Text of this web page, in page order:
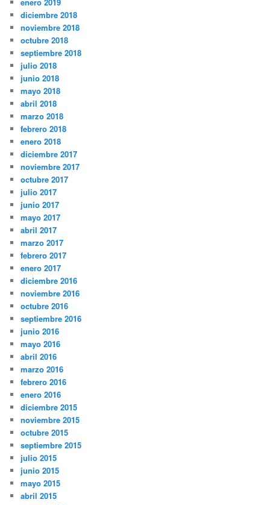
diciembre 2018
noviembre 2018
octubre 2018
septiembre 2018
julio 2018
junio 2018
mayo 2018
abril 2018
marzo 2018
febrero 2018
enero 2018
diciembre 2017
noviembre 2017
octubre 2017
julio 2017
junio 2017
mayo 2017
abril 2017
marzo 2017
febrero 2017
enero 2017
diciembre 2016
noviembre 2016
octubre 2016
septiembre 2016
junio 2016
mayo 2016
abril 2016
marzo 2016
febrero 2016
enero 2016
diciembre 2015
noviembre 2015
octubre 2015
septiembre 2015
julio 2015
junio 2015
mayo 2015
abril 2015